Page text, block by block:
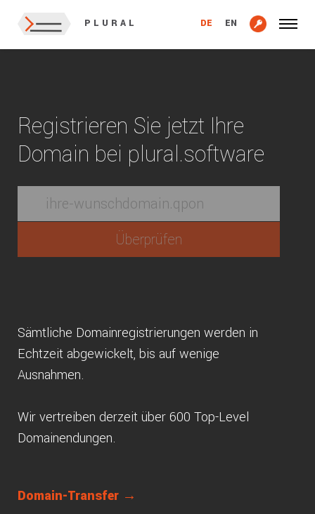
PLURAL DE EN
Registrieren Sie jetzt Ihre
Domain bei plural.software
Sämtliche Domainregistrierungen werden in
Echtzeit abgewickelt, bis auf wenige
Ausnahmen.
Wir vertreiben derzeit über 600 Top-Level
Domainendungen.
Domain-Transfer →